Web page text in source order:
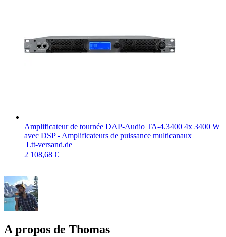
Amplificateur de tournée DAP-Audio TA-4.3400 4x 3400 W
avec DSP - Amplificateurs de puissance multicanaux
Ltt-versand.de
2 108,68 €
A propos de Thomas